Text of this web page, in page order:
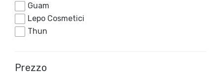
Guam
Lepo Cosmetici
Thun
Prezzo